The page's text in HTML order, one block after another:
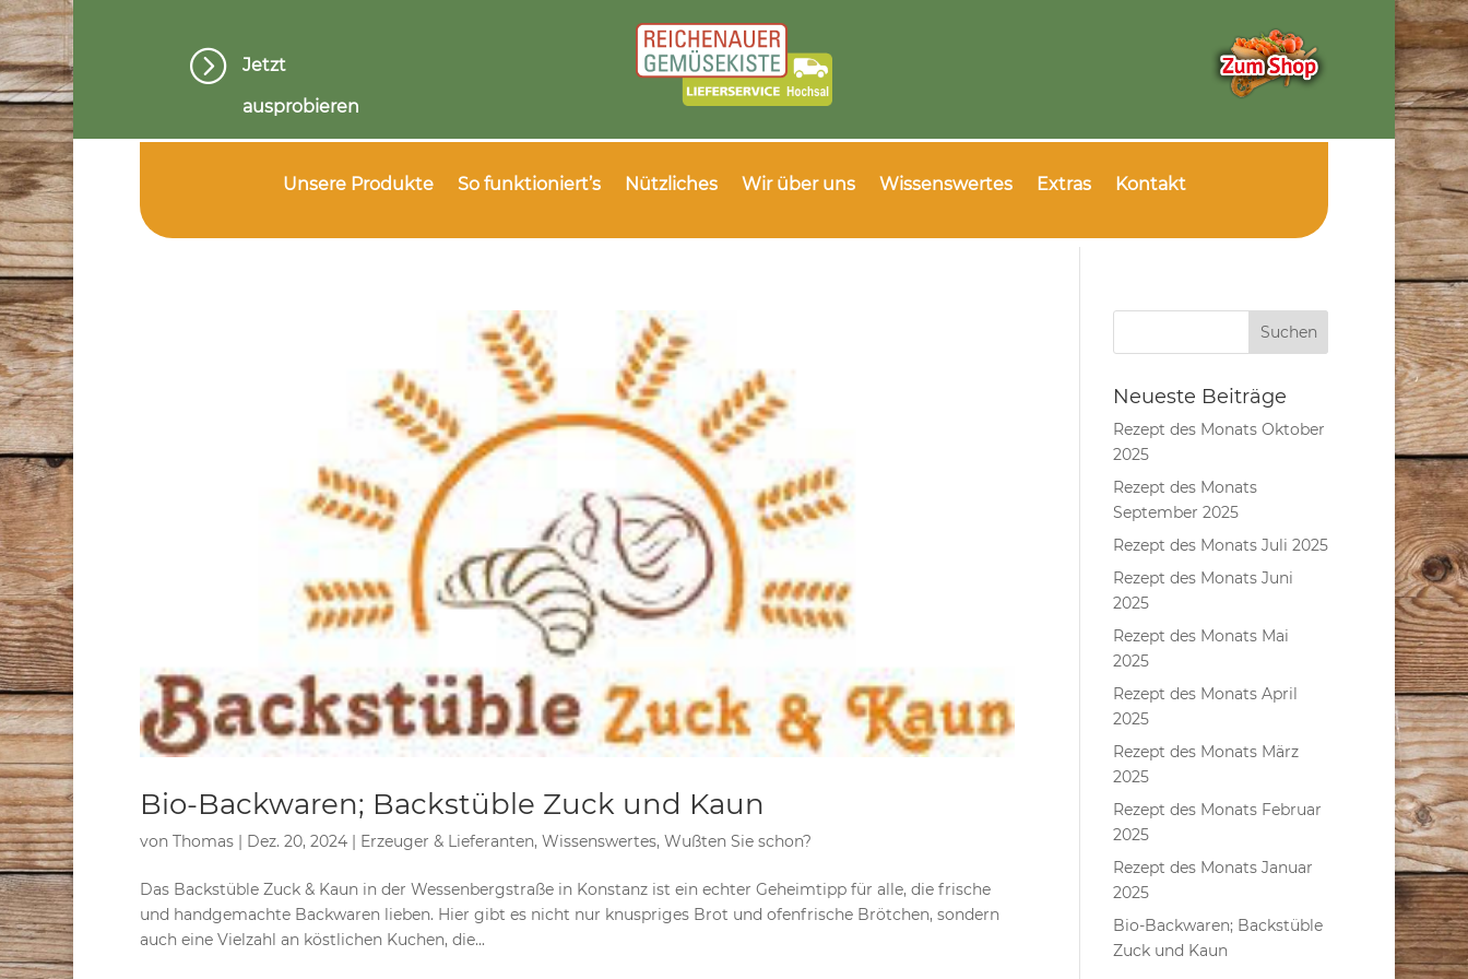
=
Jetzt
ausprobieren
Unsere Produkte So funktioniert’s Nützliches Wir über uns Wissenswertes Extras Kontakt
Bio-Backwaren; Backstüble Zuck und Kaun
von Thomas| Dez. 20, 2024| Erzeuger & Lieferanten, Wissenswertes, Wußten Sie schon?
Das Backstüble Zuck & Kaun in der Wessenbergstraße in Konstanz ist ein echter Geheimtipp für alle, die frische
und handgemachte Backwaren lieben. Hier gibt es nicht nur knuspriges Brot und ofenfrische Brötchen, sondern
auch eine Vielzahl an köstlichen Kuchen, die...
Neueste Beiträge
Rezept des Monats Oktober
2025
Rezept des Monats
September 2025
Rezept des Monats Juli 2025
Rezept des Monats Juni
2025
Rezept des Monats Mai
2025
Rezept des Monats April
2025
Rezept des Monats März
2025
Rezept des Monats Februar
2025
Rezept des Monats Januar
2025
Bio-Backwaren; Backstüble
Zuck und Kaun